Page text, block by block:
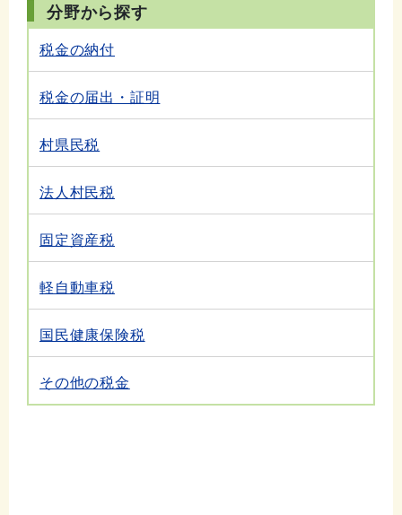
分野から探す
税金の納付
税金の届出・証明
村県民税
法人村民税
固定資産税
軽自動車税
国民健康保険税
その他の税金